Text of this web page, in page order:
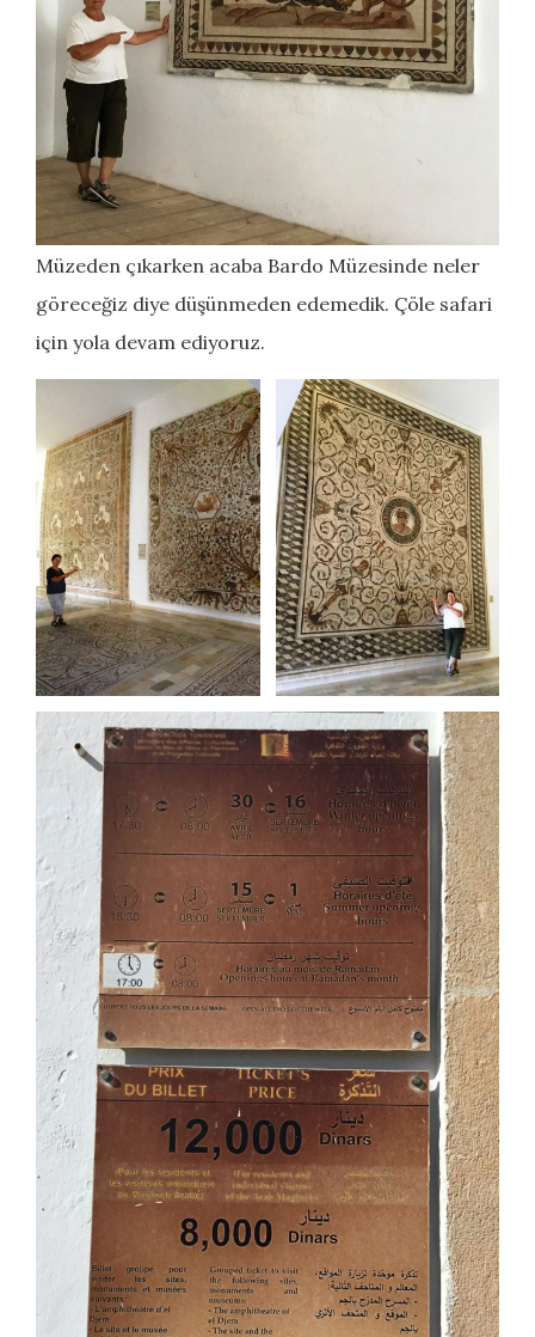
Müzeden çıkarken acaba Bardo Müzesinde neler
göreceğiz diye düşünmeden edemedik. Çöle safari
için yola devam ediyoruz.